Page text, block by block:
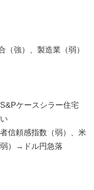
（強）、製造業（弱）
ケースシラー住宅
信頼感指数（弱）、米
）→ドル円急落